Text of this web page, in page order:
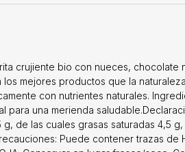
crujiente bio con nueces, chocolate
los mejores productos que la
con nutrientes naturales.
para una merienda
g, de las cuales grasas saturadas 4,5
Puede contener trazas de